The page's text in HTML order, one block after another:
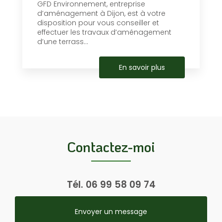
GFD Environnement, entreprise
d’aménagement à Dijon, est à votre
disposition pour vous conseiller et
effectuer les travaux d’aménagement
d’une terrass...
En savoir plus
Contactez-moi
Tél. 06 99 58 09 74
Envoyer un message